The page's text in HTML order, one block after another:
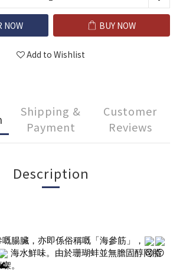
NOW BUY NOW
Add to Wishlist
Shipping &
Payment
Customer
Reviews
Description
腸臟，亦即係俗稱嘅「海參筋」，
海水鮮味。由於珊瑚蚌並無膽固醇同脂
。